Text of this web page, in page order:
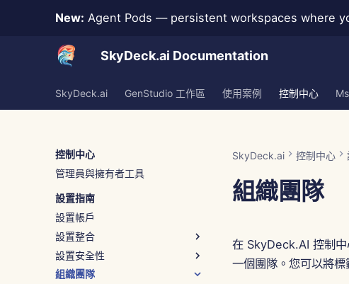
New: Agent Pods — persistent workspaces where
SkyDeck.ai Documentation
SkyDeck.ai GenStudio 工作區 使用案例 控制中心
控制中心
管理員與擁有者工具
設置指南
設置帳戶
設置整合
整合協助
設置安全性
身份驗證 (SSO)
組織團隊
SkyDeck.ai 控制中心
組織團隊
在 SkyDeck.AI 控制中
一個團隊。您可以將